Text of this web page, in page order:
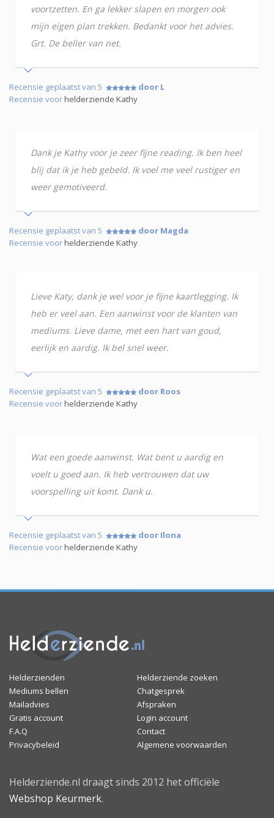
voortzetten. En ga lekker slapen en morgen ook
mijn eigen plan trekken. Bedankt voor het advies.
Grt. De beller van net.
Recensie geplaatst van 5
door L
Recensie voorhelderziende Kathy
Dank je Kathy voor je zeer fijne reading. Ik ben heel
blij dat ik je heb gebeld. Ik voel me veel rustiger en
weer gemotiveerd.
Recensie geplaatst van 5
door Magda
Recensie voorhelderziende Kathy
Lieve Katy, dank je wel voor je fijne kaartlegging. Ik
heb er veel aan. Een aanwinst voor de klanten van
mediums. Lieve dame, met een hart van goud,
eerlijk en aardig. Ik bel snel weer.
Recensie geplaatst van 5
door Roos
Recensie voorhelderziende Kathy
Wat een goede aanwinst. Wat bent u aardig en
voelt u goed aan. Ik heb vertrouwen dat uw
voorspelling uit komt. Dank u.
Recensie geplaatst van 5
door Ilona
Recensie voorhelderziende Kathy
Helderzienden
Helderziende zoeken
Mediums bellen
Chatgesprek
Mailadvies
Afspraken
Gratis account
Login account
F.A.Q
Contact
Privacybeleid
Algemene voorwaarden
Helderziende.nl draagt sinds 2012 het officiële
Webshop Keurmerk.